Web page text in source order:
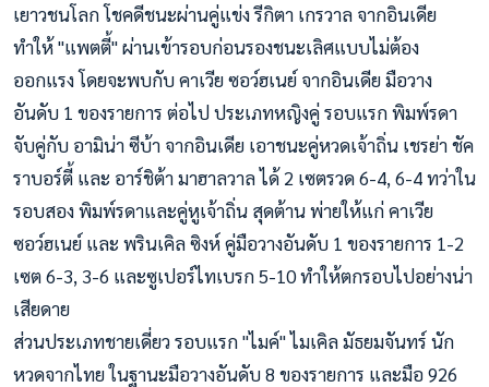
เยาวชนโลก โชคดีชนะผ่านคู่แข่ง รีกิตา เกรวาล จากอินเดีย
ทำให้ "แพตตี้" ผ่านเข้ารอบก่อนรองชนะเลิศแบบไม่ต้อง
ออกแรง โดยจะพบกับ คาเวีย ซอว์ฮเนย์ จากอินเดีย มือวาง
อันดับ 1 ของรายการ ต่อไป ประเภทหญิงคู่ รอบแรก พิมพ์รดา
จับคู่กับ อามิน่า ซีบ้า จากอินเดีย เอาชนะคู่หวดเจ้าถิ่น เชรย่า ชัค
ราบอร์ตี้ และ อาร์ชิต้า มาฮาลวาล ได้ 2 เซตรวด 6-4, 6-4 ทว่าใน
รอบสอง พิมพ์รดาและคู่หูเจ้าถิ่น สุดต้าน พ่ายให้แก่ คาเวีย
ซอว์ฮเนย์ และ พรินเคิล ซิงห์ คู่มือวางอันดับ 1 ของรายการ 1-2
เซต 6-3, 3-6 และซูเปอร์ไทเบรก 5-10 ทำให้ตกรอบไปอย่างน่า
เสียดาย
ส่วนประเภทชายเดี่ยว รอบแรก "ไมค์" ไมเคิล มัธยมจันทร์ นัก
หวดจากไทย ในฐานะมือวางอันดับ 8 ของรายการ และมือ 926